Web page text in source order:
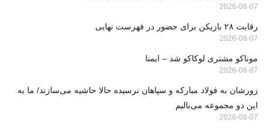
2026-08-07
رقابت ۲۸ بازیکن برای حضور در فهرست نهایی
2026-08-07
موناکو مشتری لوکاکو شد – ایمنا
2026-08-07
زورشان به فولاد مبارکه و سپاهان نرسیده حالا حاشیه می‌سازند/ ما به
این دو مجموعه می‌بالیم
2026-08-07